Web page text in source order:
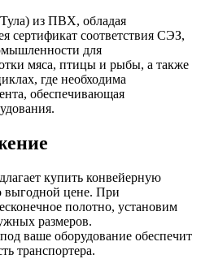
из ПВХ, обладая
сертификат соответствия СЭЗ,
для
мяса, птицы и рыбы, а также
где необходима
обеспечивающая
купить конвейерную
выгодной цене. При
полотно, установим
размеров.
ваше оборудование обеспечит
транспортера.